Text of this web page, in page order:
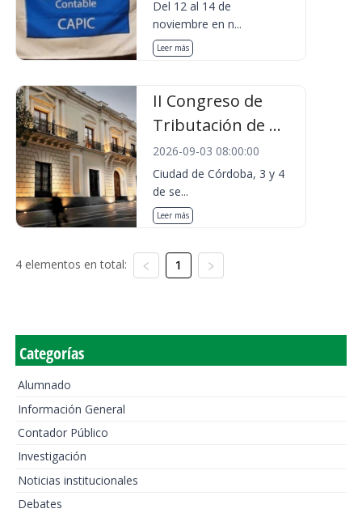
Del 12 al 14 de
noviembre en n...
Leer más
II Congreso de
Tributación de ...
2026-09-03 08:00:00
Ciudad de Córdoba, 3 y 4
de se...
Leer más
4 elementos en total: 1
Categorías
Alumnado
Información General
Contador Público
Investigación
Noticias institucionales
Debates